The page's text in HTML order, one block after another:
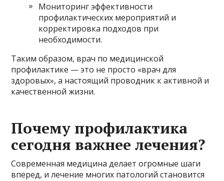
Мониторинг эффективности
профилактических мероприятий и
корректировка подходов при
необходимости.
Таким образом, врач по медицинской
профилактике — это не просто «врач для
здоровых», а настоящий проводник к активной и
качественной жизни.
Почему профилактика
сегодня важнее лечения?
Современная медицина делает огромные шаги
вперед, и лечение многих патологий становится